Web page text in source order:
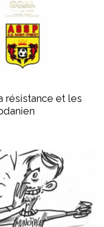
résistance et les